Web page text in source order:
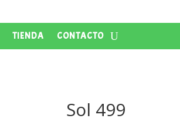
TIENDA CONTACTO
Sol 499